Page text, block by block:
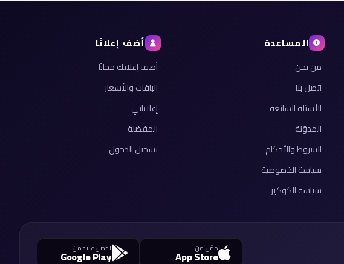
المساعدة
من نحن
اتصل بنا
الأسئلة الشائعة
المدوّنة
الشروط والأحكام
سياسة الخصوصية
سياسة الكوكيز
أضف إعلانًا
أضف إعلانك مجانًا
الباقات والأسعار
إعلاناتي
المفضلة
تسجيل الدخول
حمّل من
App Store احصل عليه من
Google Play